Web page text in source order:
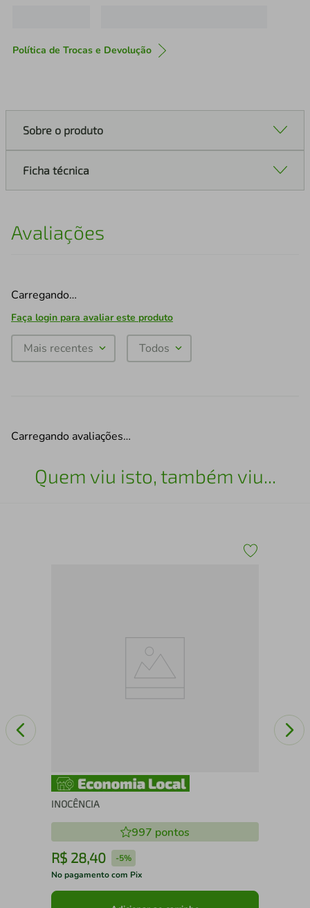
Política de Trocas e Devolução
Sobre o produto
Ficha técnica
Avaliações
Carregando…
Faça login para avaliar este produto
Mais recentes Todos
Carregando avaliações…
Quem viu isto, também viu...
INOCÊNCIA
997 pontos
R$ 28,40 -5%
No pagamento com Pix